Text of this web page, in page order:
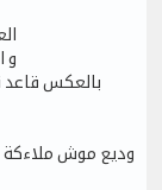
و
بالعكس قاعد
وديع موش ملاءكة